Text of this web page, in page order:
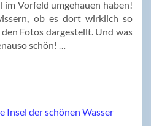
im Vorfeld umgehauen haben!
ob es dort wirklich so
Fotos dargestellt. Und was
schön!